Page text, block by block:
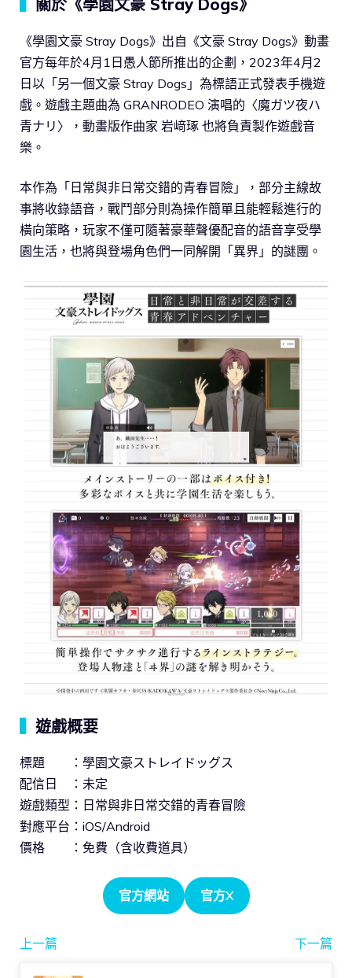
關於《學園文豪 Stray Dogs》
《學園文豪 Stray Dogs》出自《文豪 Stray Dogs》動畫
官方每年於4月1日愚人節所推出的企劃，2023年4月2
日以「另一個文豪 Stray Dogs」為標語正式發表手機遊
戲。遊戲主題曲為 GRANRODEO 演唱的〈魔ガツ夜ハ
青ナリ〉，動畫版作曲家 岩﨑琢 也將負責製作遊戲音
樂。
本作為「日常與非日常交錯的青春冒險」，部分主線故
事將收錄語音，戰鬥部分則為操作簡單且能輕鬆進行的
橫向策略，玩家不僅可隨著豪華聲優配音的語音享受學
園生活，也將與登場角色們一同解開「異界」的謎團。
遊戲概要
標題 ：學園文豪ストレイドッグス
配信日 ：未定
遊戲類型：日常與非日常交錯的青春冒險
對應平台：iOS/Android
價格 ：免費（含收費道具）
官方網站 官方X
上一篇 下一篇